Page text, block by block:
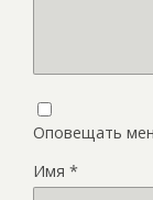
Оповещать
Имя *